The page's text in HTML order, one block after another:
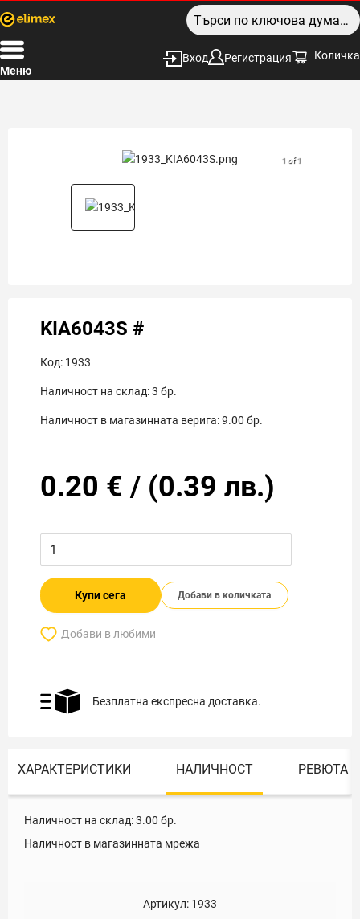
Меню
Вход Регистрация Количка
1 of 1
KIA6043S #
Код: 1933
Наличност на склад:3 бр.
Наличност в магазинната верига:9.00 бр.
0.20 € / (0.39 лв.)
Купи сега Добави в количката
Добави в любими
Безплатна експресна доставка.
ХАРАКТЕРИСТИКИ НАЛИЧНОСТ РЕВЮТА
Наличност на склад:3.00 бр.
Наличност в магазинната мрежа
Артикул: 1933